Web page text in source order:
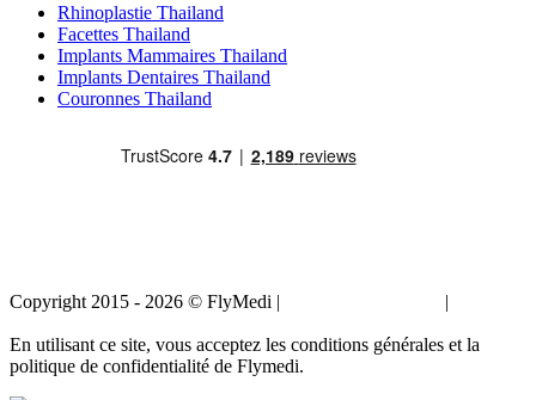
Rhinoplastie Thailand
Facettes Thailand
Implants Mammaires Thailand
Implants Dentaires Thailand
Couronnes Thailand
Copyright 2015 - 2026 © FlyMedi | |
En utilisant ce site, vous acceptez les conditions générales et la
politique de confidentialité de Flymedi.